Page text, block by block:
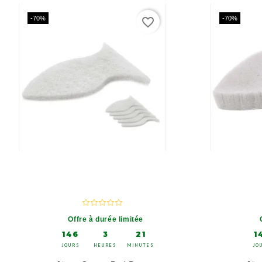
favorite_border
Offre à durée limitée
146
JOURS
3
HEURES
21
MINUTES
-70% -70%